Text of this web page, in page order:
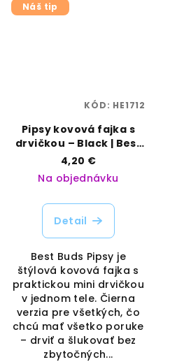
Náš tip
Pipsy kovová fajka s
drvičkou – Black | Best
Buds | Vaporama
4,20 €
Na objednávku
Detail
Best Buds Pipsy je
štýlová kovová fajka s
praktickou mini drvičkou
v jednom tele. Čierna
verzia pre všetkých, čo
chcú mať všetko poruke
– drviť a šlukovať bez
zbytočných...
KÓD: HE1712